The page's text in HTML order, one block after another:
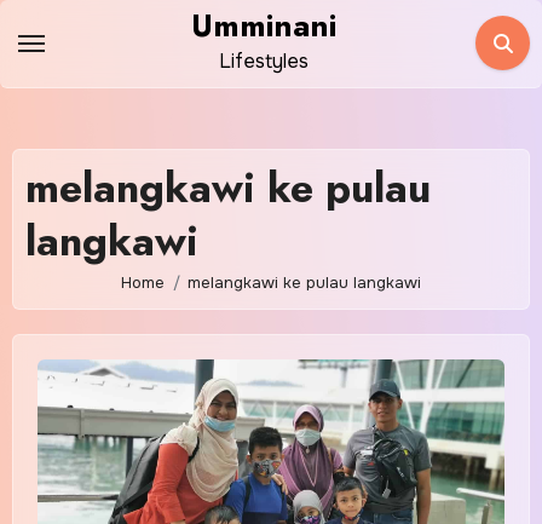
content
Umminani
Lifestyles
melangkawi ke pulau
langkawi
Home melangkawi ke pulau langkawi